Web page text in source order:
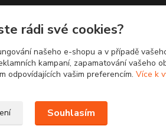
rádi své cookies?
našeho e-shopu a v případě
kampaní, zapamatování vašeho
odpovídajících vašim preferencím. Více k
Souhlasím